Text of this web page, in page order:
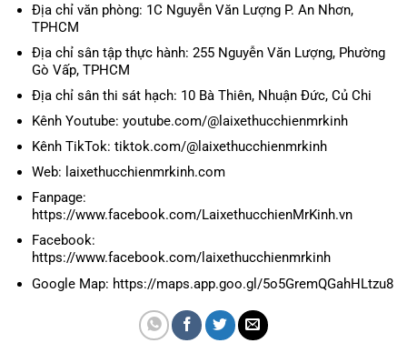
Địa chỉ văn phòng: 1C Nguyễn Văn Lượng P. An Nhơn,
TPHCM
Địa chỉ sân tập thực hành: 255 Nguyễn Văn Lượng, Phường
Gò Vấp, TPHCM
Địa chỉ sân thi sát hạch: 10 Bà Thiên, Nhuận Đức, Củ Chi
Kênh Youtube: youtube.com/@laixethucchienmrkinh
Kênh TikTok: tiktok.com/@laixethucchienmrkinh
Web: laixethucchienmrkinh.com
Fanpage:
https://www.facebook.com/LaixethucchienMrKinh.vn
Facebook:
https://www.facebook.com/laixethucchienmrkinh
Google Map: https://maps.app.goo.gl/5o5GremQGahHLtzu8